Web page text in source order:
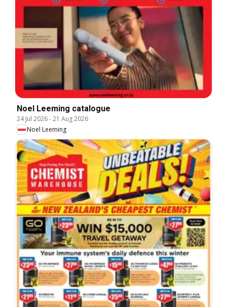
Noel Leeming catalogue
24 Jul 2026-21 Aug 2026
Noel Leeming